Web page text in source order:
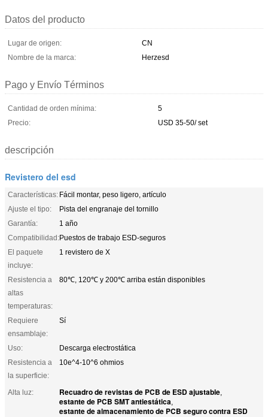
Datos del producto
Lugar de origen:
CN
Nombre de la marca:
Herzesd
Pago y Envío Términos
Cantidad de orden mínima:
5
Precio:
USD 35-50/ set
descripción
Revistero del esd
Características: Fácil montar, peso ligero, artículo
Ajuste el tipo:
Pista del engranaje del tornillo
Garantía:
1 año
Compatibilidad:Puestos de trabajo ESD-seguros
El paquete
incluye:
1 revistero de X
Resistencia a
altas
temperaturas:
80℃, 120℃ y 200℃ arriba están disponibles
Requiere
ensamblaje:
Sí
Uso:
Descarga electrostática
Resistencia a
la superficie:
10e^4-10^6 ohmios
Alta luz: Recuadro de revistas de PCB de ESD ajustable,
estante de PCB SMT antiestática,
estante de almacenamiento de PCB seguro contra ESD